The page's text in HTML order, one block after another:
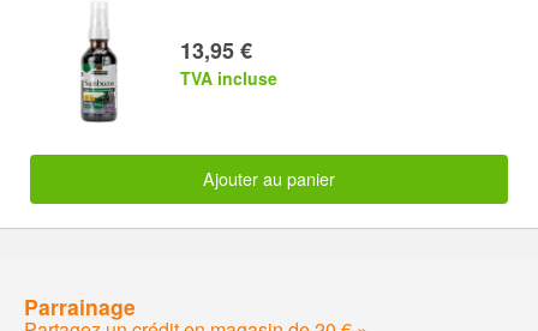
13,95 €
TVA incluse
Ajouter au panier
Parrainage